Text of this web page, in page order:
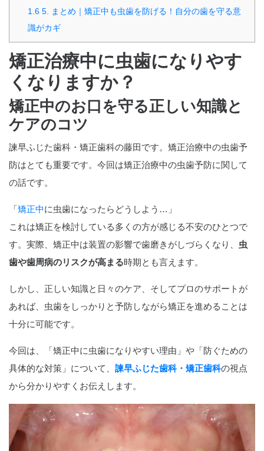
1.6 5. まとめ｜矯正中も虫歯を防げる！自分の歯を守る意
識がカギ
矯正治療中に虫歯になりやす
くなりますか？
矯正中のお口を守る正しい知識と
ケアのコツ
諫早ふじた歯科・矯正歯科の藤田です。矯正治療中の虫歯予
防はとても重要です。今回は矯正治療中の虫歯予防に関して
の話です。
「矯正中に虫歯になったらどうしよう…」
これは矯正を検討している多くの方が感じる不安のひとつで
す。実際、矯正中は装置の影響で歯磨きがしづらくなり、 虫
歯や歯周病のリスクが高まる時期とも言えます。
しかし、正しい知識と日々のケア、そしてプロのサポートが
あれば、虫歯をしっかりと予防しながら矯正を進めることは
十分に可能です。
今回は、「矯正中に虫歯になりやすい理由」や「防ぐための
具体的な対策」について、 諫早ふじた歯科・矯正歯科の視点
から分かりやすくお伝えします。